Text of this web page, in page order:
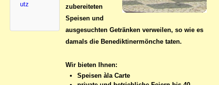
utz
zubereiteten
Speisen und
ausgesuchten Getränken verweilen, so wie es
damals die Benediktinermönche taten.
Wir bieten Ihnen:
Speisen àla Carte